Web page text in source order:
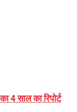
4 साल का रिपोर्ट